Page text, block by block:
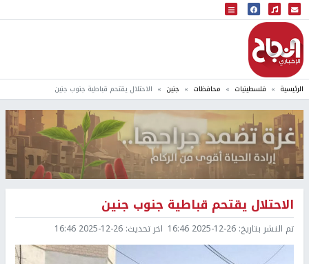
البث المباشر
إذاعة النجاح
الرئيسية فلسطينيات محافظات جنين الاحتلال يقتحم قباطية جنوب جنين
الاحتلال يقتحم قباطية جنوب جنين
تم النشر بتاريخ: 2025-12-26 16:46 اخر تحديث: 2025-12-26 16:46